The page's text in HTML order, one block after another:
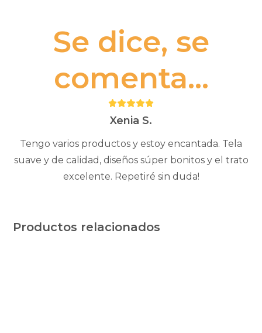
Se dice, se
comenta...
Puntuación:
5Xenia S.
Tengo varios productos y estoy encantada. Tela
suave y de calidad, diseños súper bonitos y el trato
excelente. Repetiré sin duda!
Productos relacionados